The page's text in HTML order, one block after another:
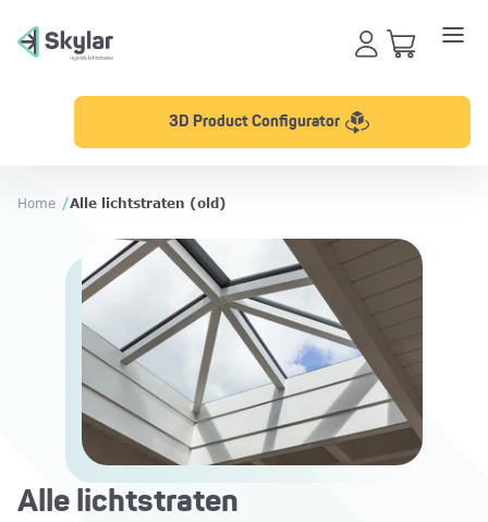
3D Product Configurator
Home /Alle lichtstraten (old)
Alle lichtstraten